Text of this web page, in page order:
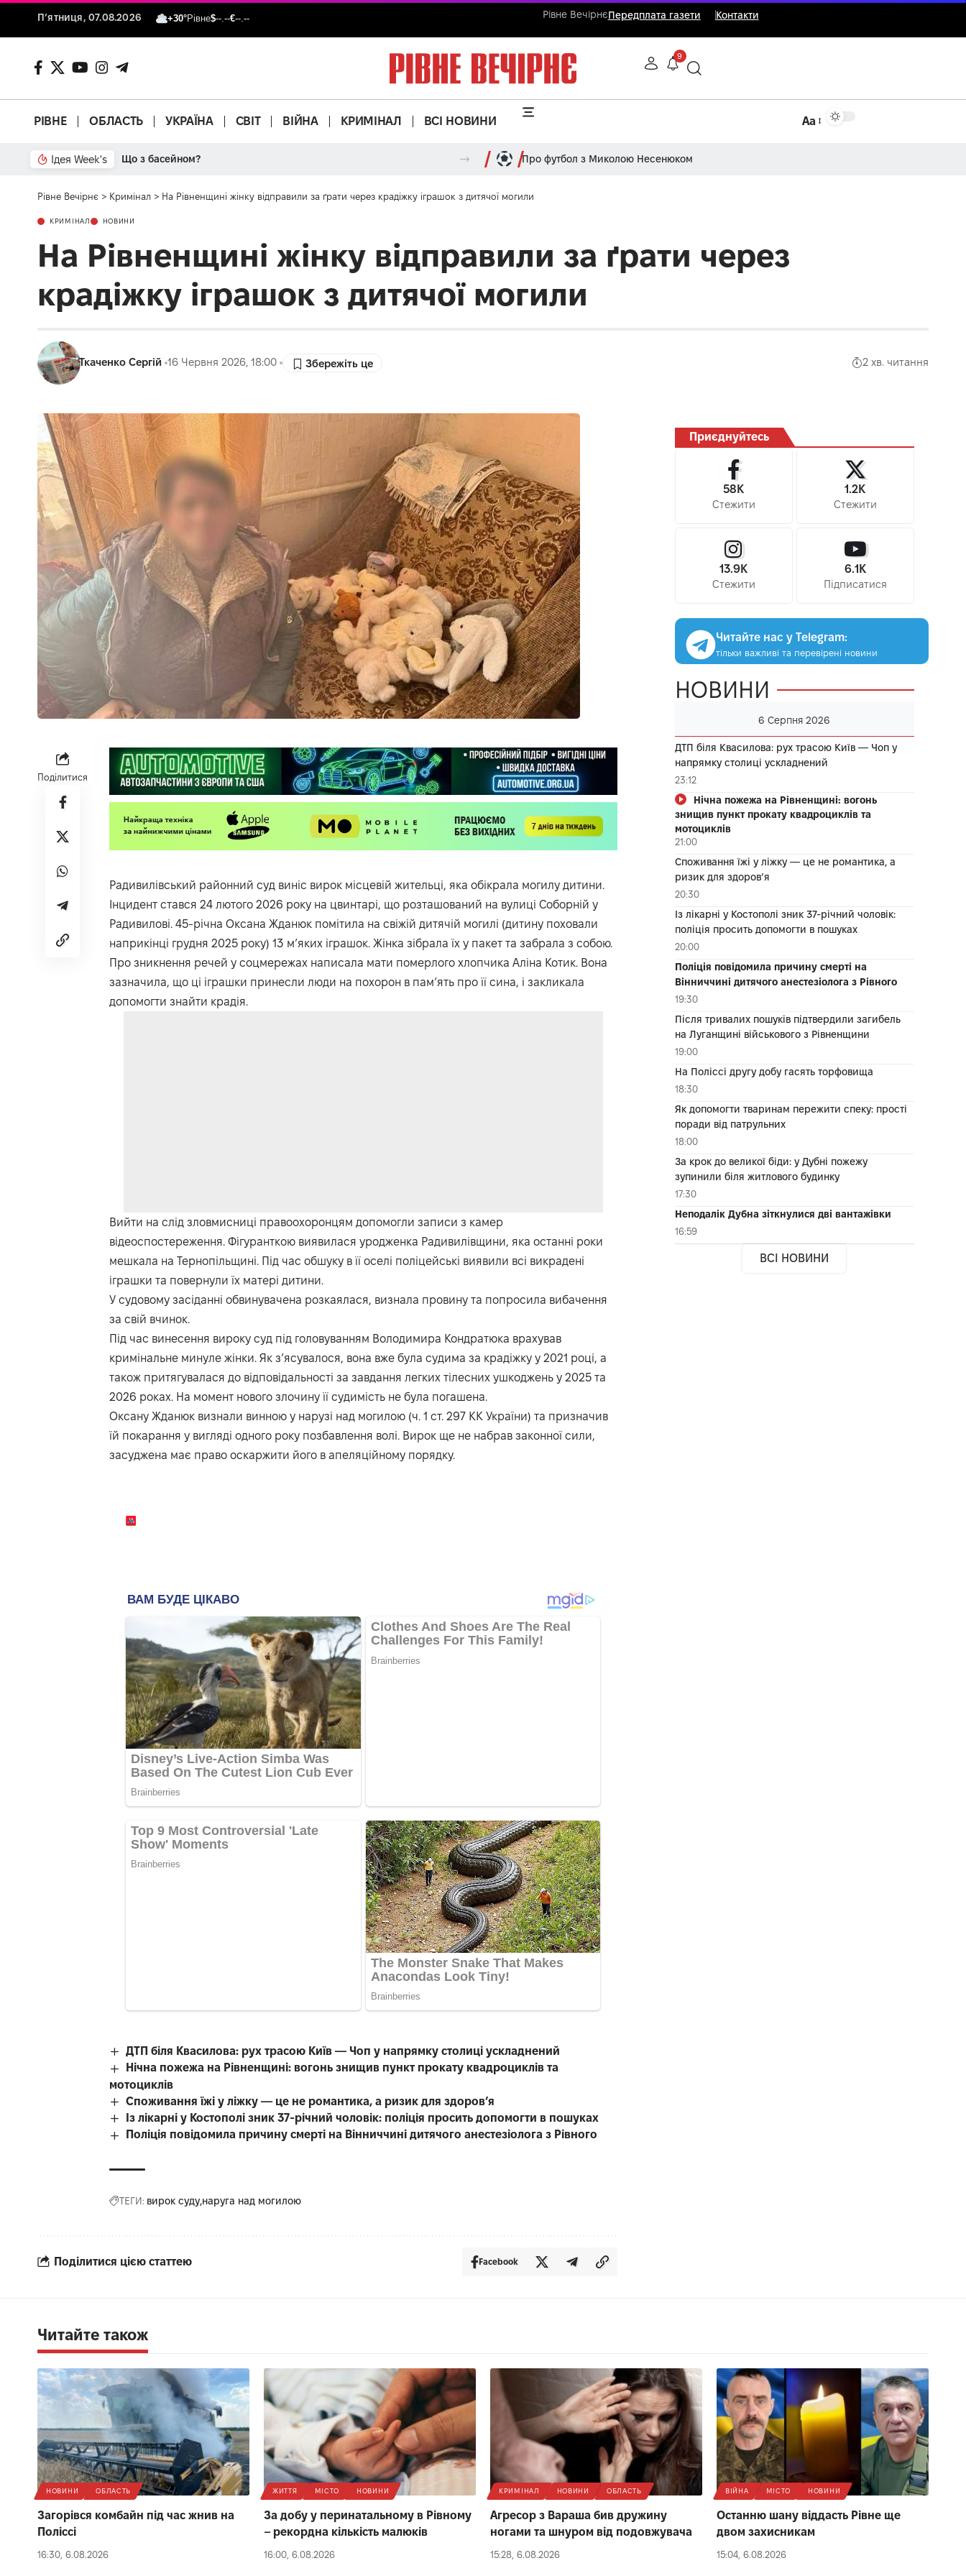
П’ятниця, 07.08.2026 +30°Рівне$--.--€--.-- Рівне ВечірнєПередплата газети Контакти
9
РІВНЕ ОБЛАСТЬ УКРАЇНА СВІТ ВІЙНА КРИМІНАЛ ВСІ НОВИНИ Аа
Ідея Week's Що з басейном? Про футбол з Миколою Несенюком
Рівне Вечірнє > Кримінал > На Рівненщині жінку відправили за ґрати через крадіжку іграшок з дитячої могили
КРИМІНАЛ НОВИНИ
На Рівненщині жінку відправили за ґрати через
крадіжку іграшок з дитячої могили
Ткаченко Сергій 16 Червня 2026, 18:00 2 хв. читання
Поділитися
Радивилівський районний суд виніс вирок місцевій жительці, яка обікрала могилу дитини.
Інцидент стався 24 лютого 2026 року на цвинтарі, що розташований на вулиці Соборній у
Радивилові. 45-річна Оксана Жданюк помітила на свіжій дитячій могилі (дитину поховали
наприкінці грудня 2025 року) 13 м’яких іграшок. Жінка зібрала їх у пакет та забрала з собою.
Про зникнення речей у соцмережах написала мати померлого хлопчика Аліна Котик. Вона
зазначила, що ці іграшки принесли люди на похорон в пам’ять про її сина, і закликала
допомогти знайти крадія.
Вийти на слід зловмисниці правоохоронцям допомогли записи з камер
відеоспостереження. Фігуранткою виявилася уродженка Радивилівщини, яка останні роки
мешкала на Тернопільщині. Під час обшуку в її оселі поліцейські виявили всі викрадені
іграшки та повернули їх матері дитини.
У судовому засіданні обвинувачена розкаялася, визнала провину та попросила вибачення
за свій вчинок.
Під час винесення вироку суд під головуванням Володимира Кондратюка врахував
кримінальне минуле жінки. Як з’ясувалося, вона вже була судима за крадіжку у 2021 році, а
також притягувалася до відповідальності за завдання легких тілесних ушкоджень у 2025 та
2026 роках. На момент нового злочину її судимість не була погашена.
Оксану Жданюк визнали винною у нарузі над могилою (ч. 1 ст. 297 КК України) та призначив
їй покарання у вигляді одного року позбавлення волі. Вирок ще не набрав законної сили,
засуджена має право оскаржити його в апеляційному порядку.
ДТП біля Квасилова: рух трасою Київ — Чоп у напрямку столиці ускладнений
Нічна пожежа на Рівненщині: вогонь знищив пункт прокату квадроциклів та
мотоциклів
Споживання їжі у ліжку — це не романтика, а ризик для здоров’я
Із лікарні у Костополі зник 37-річний чоловік: поліція просить допомогти в пошуках
Поліція повідомила причину смерті на Вінниччині дитячого анестезіолога з Рівного
ТЕГИ: вирок суду наруга над могилою
Поділитися цією статтею Facebook
Приєднуйтесь
58K
Стежити
1.2K
Стежити
13.9K
Стежити
6.1K
Підписатися
Читайте нас у Telegram:
тільки важливі та перевірені новини
НОВИНИ
6 Серпня 2026
ДТП біля Квасилова: рух трасою Київ — Чоп у
напрямку столиці ускладнений
23:12
Нічна пожежа на Рівненщині: вогонь
знищив пункт прокату квадроциклів та
мотоциклів
21:00
Споживання їжі у ліжку — це не романтика, а
ризик для здоров’я
20:30
Із лікарні у Костополі зник 37-річний чоловік:
поліція просить допомогти в пошуках
20:00
Поліція повідомила причину смерті на
Вінниччині дитячого анестезіолога з Рівного
19:30
Після тривалих пошуків підтвердили загибель
на Луганщині військового з Рівненщини
19:00
На Поліссі другу добу гасять торфовища
18:30
Як допомогти тваринам пережити спеку: прості
поради від патрульних
18:00
За крок до великої біди: у Дубні пожежу
зупинили біля житлового будинку
17:30
Неподалік Дубна зіткнулися дві вантажівки
16:59
ВСІ НОВИНИ
Читайте також
НОВИНИ ОБЛАСТЬ
Загорівся комбайн під час жнив на
Поліссі
16:30, 6.08.2026
ЖИТТЯ МІСТО НОВИНИ
За добу у перинатальному в Рівному
– рекордна кількість малюків
16:00, 6.08.2026
КРИМІНАЛ НОВИНИ ОБЛАСТЬ
Агресор з Вараша бив дружину
ногами та шнуром від подовжувача
15:28, 6.08.2026
ВІЙНА МІСТО НОВИНИ
Останню шану віддасть Рівне ще
двом захисникам
15:04, 6.08.2026